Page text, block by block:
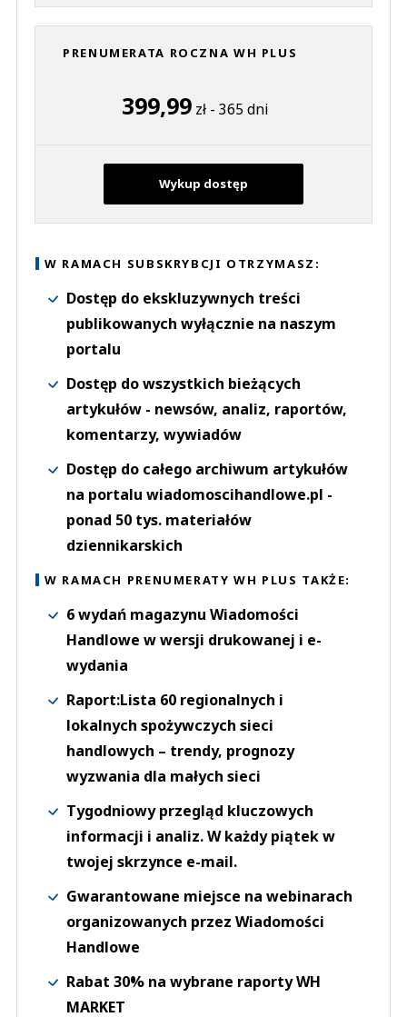
PRENUMERATA ROCZNA WH PLUS
399,99zł - 365 dni
Wykup dostęp
W RAMACH SUBSKRYBCJI OTRZYMASZ:
Dostęp do ekskluzywnych treści
publikowanych wyłącznie na naszym
portalu
Dostęp do wszystkich bieżących
artykułów - newsów, analiz, raportów,
komentarzy, wywiadów
Dostęp do całego archiwum artykułów
na portalu wiadomoscihandlowe.pl -
ponad 50 tys. materiałów
dziennikarskich
W RAMACH PRENUMERATY WH PLUS TAKŻE:
6 wydań magazynu Wiadomości
Handlowe w wersji drukowanej i e-
wydania
Raport:Lista 60 regionalnych i
lokalnych spożywczych sieci
handlowych – trendy, prognozy
wyzwania dla małych sieci
Tygodniowy przegląd kluczowych
informacji i analiz. W każdy piątek w
twojej skrzynce e-mail.
Gwarantowane miejsce na webinarach
organizowanych przez Wiadomości
Handlowe
Rabat 30% na wybrane raporty WH
MARKET